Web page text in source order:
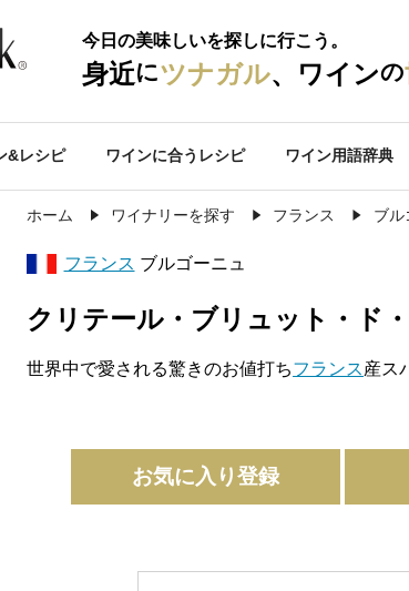
今日の美味しいを探しに行こう。
身近にツナガル、ワインの
&レシピ ワインに合うレシピ ワイン用語辞典
ホーム ワイナリーを探す フランス ブル
フランス ブルゴーニュ
クリテール・ブリュット・ド
世界中で愛される驚きのお値打ちフランス産ス
お気に入り登録